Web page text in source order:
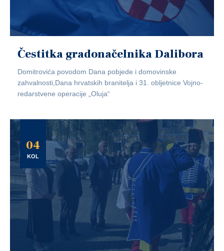
Čestitka gradonačelnika Dalibora
Domitrovića povodom Dana pobjede i domovinske
zahvalnosti,Dana hrvatskih branitelja i 31. obljetnice Vojno-
redarstvene operacije „Oluja“
04
KOL